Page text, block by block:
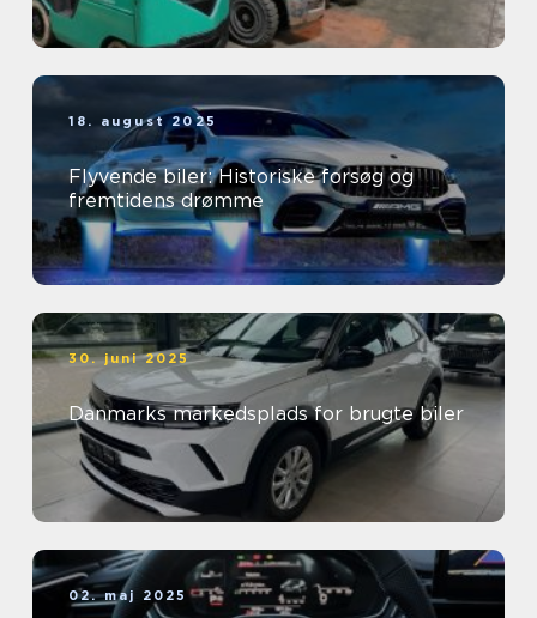
18. august 2025
Flyvende biler: Historiske forsøg og
fremtidens drømme
30. juni 2025
Danmarks markedsplads for brugte biler
02. maj 2025